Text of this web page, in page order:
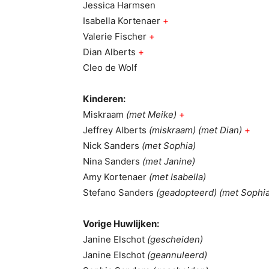
Jessica Harmsen
Isabella Kortenaer +
Valerie Fischer +
Dian Alberts +
Cleo de Wolf
Kinderen:
Miskraam (met Meike) +
Jeffrey Alberts (miskraam) (met Dian) +
Nick Sanders (met Sophia)
Nina Sanders (met Janine)
Amy Kortenaer (met Isabella)
Stefano Sanders (geadopteerd) (met
Vorige Huwlijken:
Janine Elschot (gescheiden)
Janine Elschot (geannuleerd)